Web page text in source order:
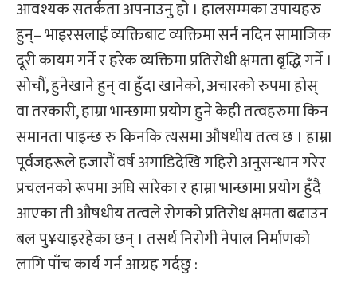
आवश्यक सतर्कता अपनाउनु हो । हालसम्मका उपायहरु
हुन्– भाइरसलाई व्यक्तिबाट व्यक्तिमा सर्न नदिन सामाजिक
दूरी कायम गर्ने र हरेक व्यक्तिमा प्रतिरोधी क्षमता बृद्धि गर्ने ।
सोचौं, हुनेखाने हुन् वा हुँदा खानेको, अचारको रुपमा होस्
वा तरकारी, हाम्रा भान्छामा प्रयोग हुने केही तत्वहरुमा किन
समानता पाइन्छ रु किनकि त्यसमा औषधीय तत्व छ । हाम्रा
पूर्वजहरूले हजारौं वर्ष अगाडिदेखि गहिरो अनुसन्धान गरेर
प्रचलनको रूपमा अघि सारेका र हाम्रा भान्छामा प्रयोग हुँदै
आएका ती औषधीय तत्वले रोगको प्रतिरोध क्षमता बढाउन
बल पु¥याइरहेका छन् । तसर्थ निरोगी नेपाल निर्माणको
लागि पाँच कार्य गर्न आग्रह गर्दछु :